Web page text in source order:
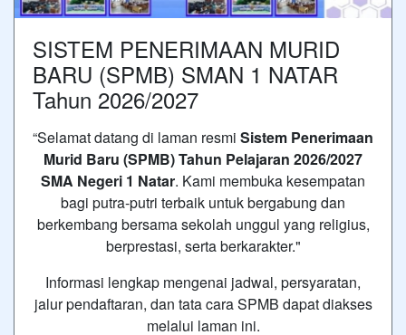
SISTEM PENERIMAAN MURID
BARU (SPMB) SMAN 1 NATAR
Tahun 2026/2027
“Selamat datang di laman resmi Sistem Penerimaan
Murid Baru (SPMB) Tahun Pelajaran 2026/2027
SMA Negeri 1 Natar. Kami membuka kesempatan
bagi putra-putri terbaik untuk bergabung dan
berkembang bersama sekolah unggul yang religius,
berprestasi, serta berkarakter."
Informasi lengkap mengenai jadwal, persyaratan,
jalur pendaftaran, dan tata cara SPMB dapat diakses
melalui laman ini.